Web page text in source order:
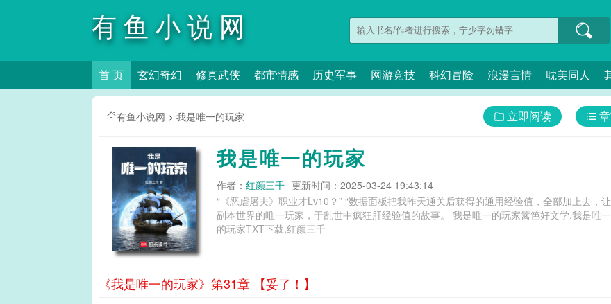
有鱼小说网
首 页 玄幻奇幻 修真武侠 都市情感 历史军事 网游竞技 科幻冒险 浪漫言情 耽美同人
有鱼小说网 > 我是唯一的玩家 立即阅读
我是唯一的玩家
作者： 红颜三千 更新时间：2025-03-24 19:43:14
“《恶虐屠夫》职业才Lv10？” “数据面板把我昨天通关后获得的通用经验值，全部加上去，让我看看职业模板的极限！”这是一个拥有游戏
副本世界的唯一玩家，于乱世中疯狂肝经验值的故事。 我是唯一的玩家篱笆好文学,我是唯一的玩家笔趣阁,我是唯一的玩家起点,我是唯一
的玩家TXT下载,红颜三千
《我是唯一的玩家》第31章 【妥了！】